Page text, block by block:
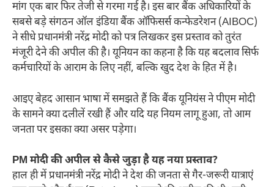
मांग एक बार फिर तेजी से गरमा गई है। इस बार बैंक अधिकारियों के
सबसे बड़े संगठन ऑल इंडिया बैंक ऑफिसर्स कन्फेडरेशन (AIBOC)
ने सीधे प्रधानमंत्री नरेंद्र मोदी को पत्र लिखकर इस प्रस्ताव को तुरंत
मंजूरी देने की अपील की है। यूनियन का कहना है कि यह बदलाव सिर्फ
कर्मचारियों के आराम के लिए नहीं, बल्कि खुद देश के हित में है।
आइए बेहद आसान भाषा में समझते हैं कि बैंक यूनियंस ने पीएम मोदी
के सामने क्या दलीलें रखी हैं और यदि यह नियम लागू हुआ, तो आम
जनता पर इसका क्या असर पड़ेगा।
PM मोदी की अपील से कैसे जुड़ा है यह नया प्रस्ताव?
हाल ही में प्रधानमंत्री नरेंद्र मोदी ने देश की जनता से गैर-जरूरी यात्राएं